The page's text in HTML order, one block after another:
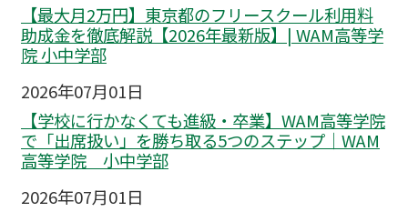
【最大月2万円】東京都のフリースクール利用料
助成金を徹底解説【2026年最新版】| WAM高等学
院 小中学部
2026年07月01日
【学校に行かなくても進級・卒業】WAM高等学院
で「出席扱い」を勝ち取る5つのステップ｜WAM
高等学院 小中学部
2026年07月01日